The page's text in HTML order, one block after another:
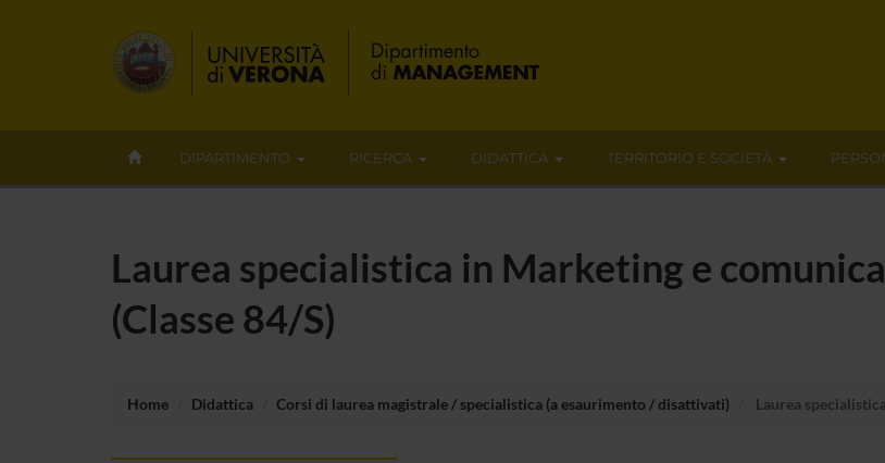
DIPARTIMENTO RICERCA DIDATTICA TERRITORIO E SOCIETÀ
Laurea specialistica in Marketing e
(Classe 84/S)
Home Didattica Corsi di laurea magistrale / specialistica (a esaurimento / disattivati) Laurea